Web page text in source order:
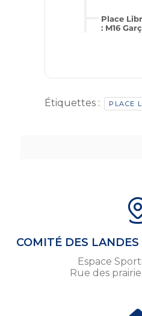
Place
: M16
Étiquettes : PLACE
COMITÉ DES
Espace
Rue des